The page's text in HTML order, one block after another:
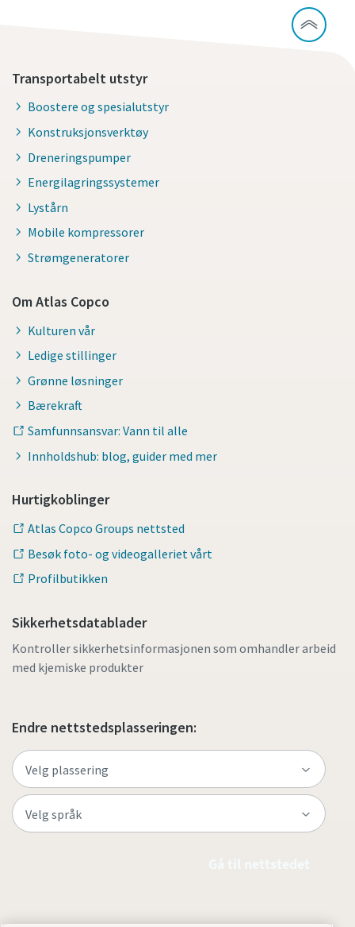
Transportabelt utstyr
Boostere og spesialutstyr
Konstruksjonsverktøy
Dreneringspumper
Energilagringssystemer
Lystårn
Mobile kompressorer
Strømgeneratorer
Om Atlas Copco
Kulturen vår
Ledige stillinger
Grønne løsninger
Bærekraft
Samfunnsansvar: Vann til alle
Innholdshub: blog, guider med mer
Hurtigkoblinger
Atlas Copco Groups nettsted
Besøk foto- og videogalleriet vårt
Profilbutikken
Sikkerhetsdatablader
Kontroller sikkerhetsinformasjonen som omhandler arbeid
med kjemiske produkter
Endre nettstedsplasseringen: